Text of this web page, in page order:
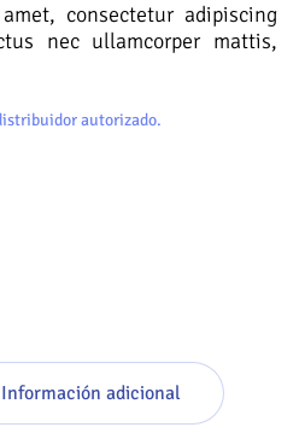
consectetur adipiscing
nec ullamcorper mattis,
autorizado.
Información adicional